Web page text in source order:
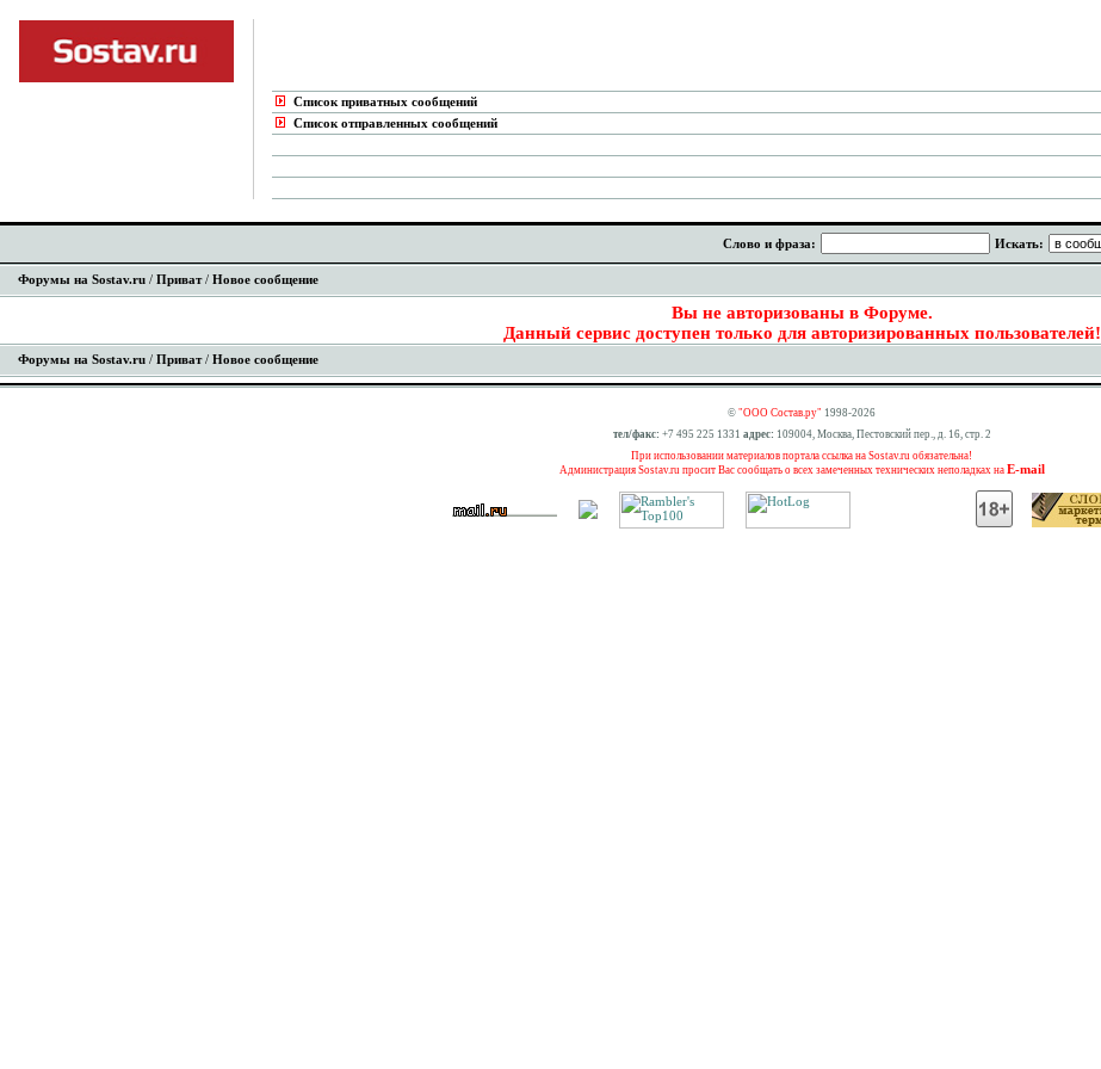
Список приватных сообщений
Список отправленных сообщений
Слово и фраза: Искать:
Форумы на Sostav.ru / Приват/ Новое сообщение
Вы не авторизованы в Форуме.
Данный сервис доступен только для авторизированных пользователей!
Форумы на Sostav.ru / Приват/ Новое сообщение
© "ООО Состав.ру" 1998-2026
тел/факс: +7 495 225 1331 адрес: 109004, Москва, Пестовский пер., д. 16, стр. 2
При использовании материалов портала ссылка на Sostav.ru обязательна!
Администрация Sostav.ru просит Вас сообщать о всех замеченных технических неполадках на E-mail